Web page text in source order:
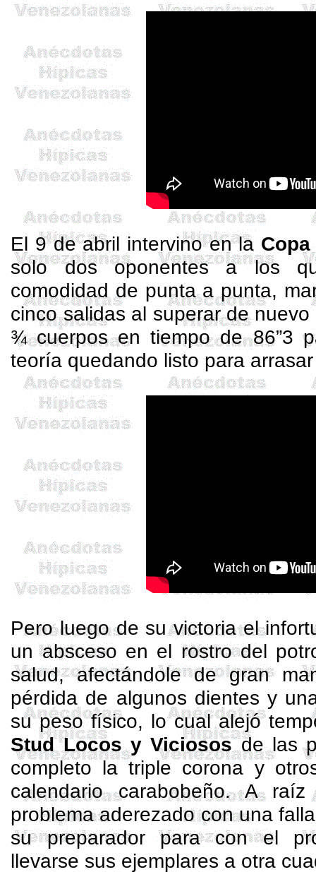
El 9 de abril intervino en la
solo dos oponentes a los
comodidad de punta a punta,
cinco salidas al superar de
¾ cuerpos en tiempo de 86”3
teoría quedando listo para
Pero luego de su victoria el
un absceso en el rostro del
salud, afectándole de gran
pérdida de algunos dientes y
su peso físico, lo cual alejó
StudLocos y Viciososde las
completo la triple corona y
calendario carabobeño. A
problema aderezado con una
su preparador para con el
llevarse sus ejemplares a otra